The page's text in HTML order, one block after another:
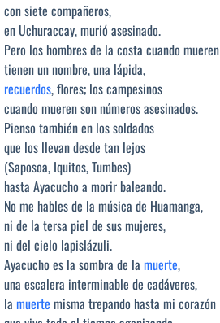
con siete compañeros,
en Uchuraccay, murió asesinado.
Pero los hombres de la costa cuando mueren
tienen un nombre, una lápida,
recuerdos, flores; los campesinos
cuando mueren son números asesinados.
Pienso también en los soldados
que los llevan desde tan lejos
(Saposoa, Iquitos, Tumbes)
hasta Ayacucho a morir baleando.
No me hables de la música de Huamanga,
ni de la tersa piel de sus mujeres,
ni del cielo lapislázuli.
Ayacucho es la sombra de la muerte,
una escalera interminable de cadáveres,
la muerte misma trepando hasta mi corazón